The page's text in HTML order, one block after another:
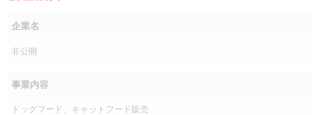
企業名
非公開
事業内容
ドッグフード、キャットフード販売